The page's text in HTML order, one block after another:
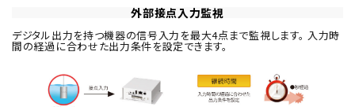
外部接点入力監視
デジタル出力を持つ機器の信号入力を最大4点まで監視します。 入力時
間の経過に合わせた出力条件を設定できます。